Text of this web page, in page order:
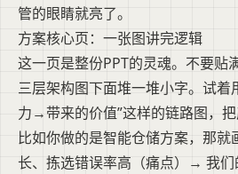
管的眼睛就亮了。
方案核心页：一张图讲完逻辑
这一页是整份PPT的灵魂。不要贴
三层架构图下面堆一堆小字。试
力→带来的价值”这样的链路图，把
比如你做的是智能仓储方案，那就
长、拣选错误率高（痛点）→ 我